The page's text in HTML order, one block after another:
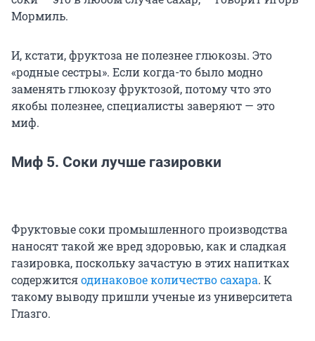
Мормиль.
И, кстати, фруктоза не полезнее глюкозы. Это
«родные сестры». Если когда-то было модно
заменять глюкозу фруктозой, потому что это
якобы полезнее, специалисты заверяют — это
миф.
Миф 5. Соки лучше газировки
Фруктовые соки промышленного производства
наносят такой же вред здоровью, как и сладкая
газировка, поскольку зачастую в этих напитках
содержитсяодинаковое количество сахара. К
такому выводу пришли ученые из университета
Глазго.